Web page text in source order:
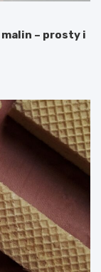
– prosty i